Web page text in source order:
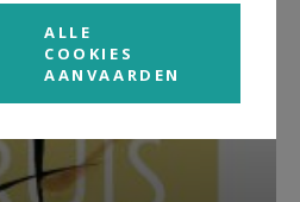
ALLE
COOKIES
AANVAARDEN